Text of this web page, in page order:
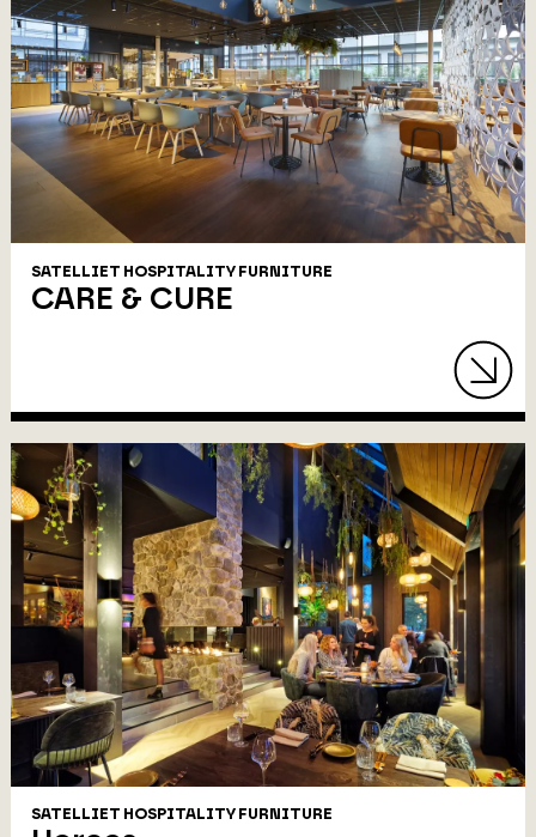
SATELLIET HOSPITALITY FURNITURE
CARE & CURE
SATELLIET HOSPITALITY FURNITURE